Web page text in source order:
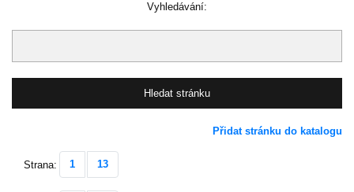
Vyhledávání:
Přidat stránku do katalogu
Strana: 1 13